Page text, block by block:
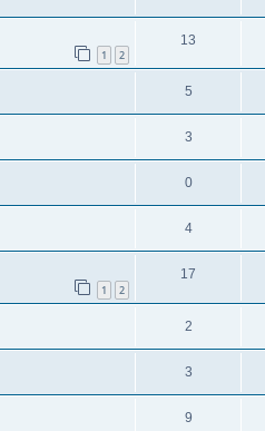
1 2
13
5
3
0
4
1 2
17
2
3
9